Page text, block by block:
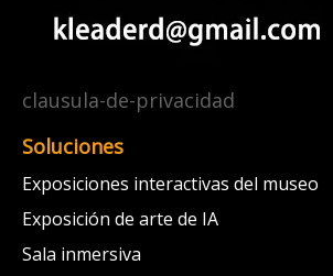
clausula-de-privacidad
Soluciones
Exposiciones interactivas del museo
Exposición de arte de IA
Sala inmersiva